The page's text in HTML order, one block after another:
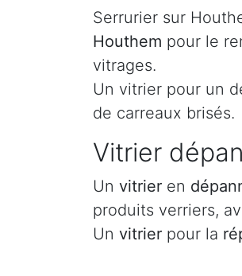
Serrurier sur
Houthem pour le
vitrages.
Un vitrier pour un
de carreaux brisés.
Vitrier
Un vitrier en
produits verriers,
Un vitrier pour la